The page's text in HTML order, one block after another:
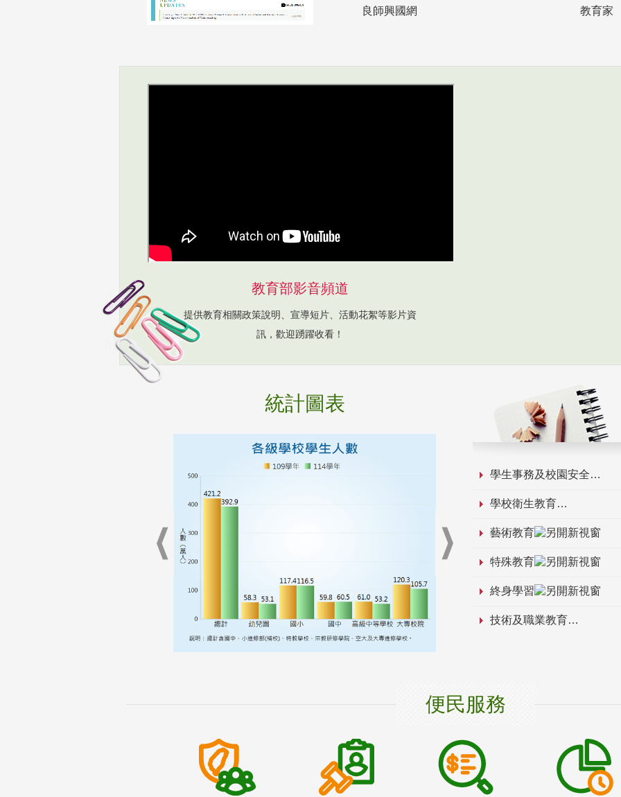
良師興國網 教育家
教育部影音頻道
提供教育相關政策說明、宣導短片、活動花絮等影片資
訊，歡迎踴躍收看！
統計圖表
學生事務及校園安全
學校衛生教育
藝術教育
特殊教育
終身學習
技術及職業教育
便民服務